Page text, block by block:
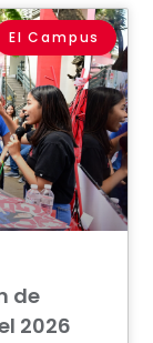
El Campus
de
2026